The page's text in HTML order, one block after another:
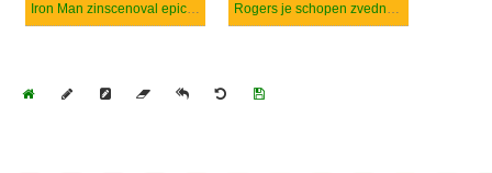
Iron Man zinscenoval epickou explozi. Rogers je schopen zvednout 5 tun a uběhnout míle za minutu.